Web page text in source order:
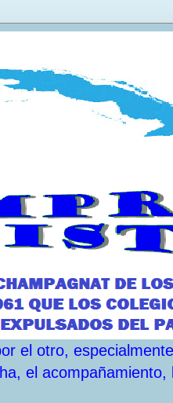
el otro,
el